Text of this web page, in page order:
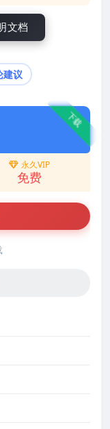
文档
建议
下载
永久VIP
免费